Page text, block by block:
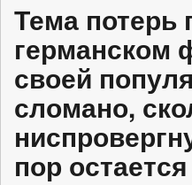
Тема
германском
своей
сломано,
пор